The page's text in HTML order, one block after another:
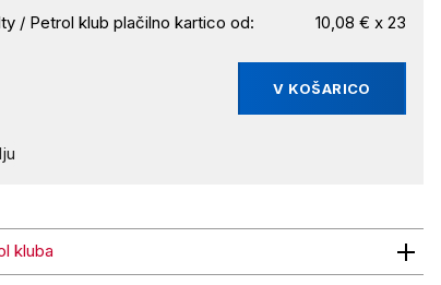
/ Petrol klub plačilno kartico od: 10,08 € x 23
V KOŠARICO
kluba